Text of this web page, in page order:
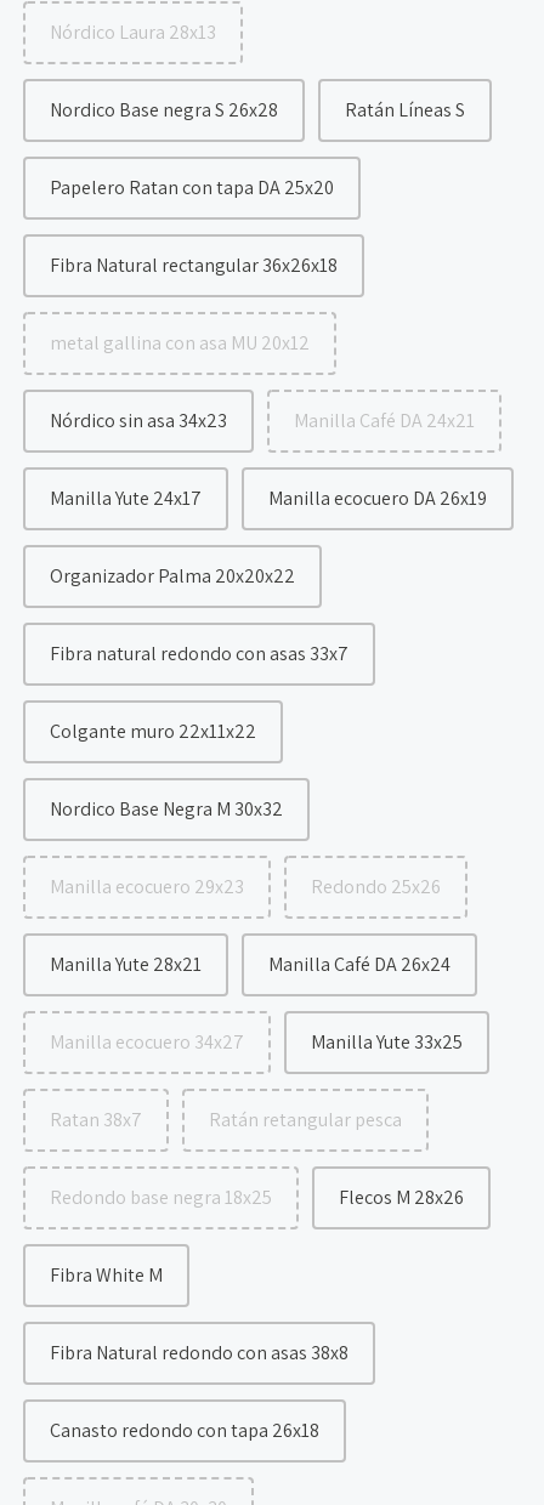
Nórdico Laura 28x13
Nordico Base negra S 26x28 Ratán Líneas S
Papelero Ratan con tapa DA 25x20
Fibra Natural rectangular 36x26x18
metal gallina con asa MU 20x12
Nórdico sin asa 34x23 Manilla Café DA 24x21
Manilla Yute 24x17 Manilla ecocuero DA 26x19
Organizador Palma 20x20x22
Fibra natural redondo con asas 33x7
Colgante muro 22x11x22
Nordico Base Negra M 30x32
Manilla ecocuero 29x23 Redondo 25x26
Manilla Yute 28x21 Manilla Café DA 26x24
Manilla ecocuero 34x27 Manilla Yute 33x25
Ratan 38x7 Ratán retangular pesca
Redondo base negra 18x25 Flecos M 28x26
Fibra White M
Fibra Natural redondo con asas 38x8
Canasto redondo con tapa 26x18